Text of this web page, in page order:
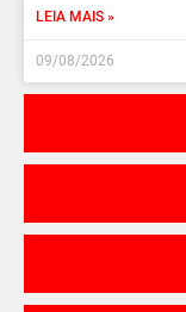
LEIA MAIS »
09/08/2026